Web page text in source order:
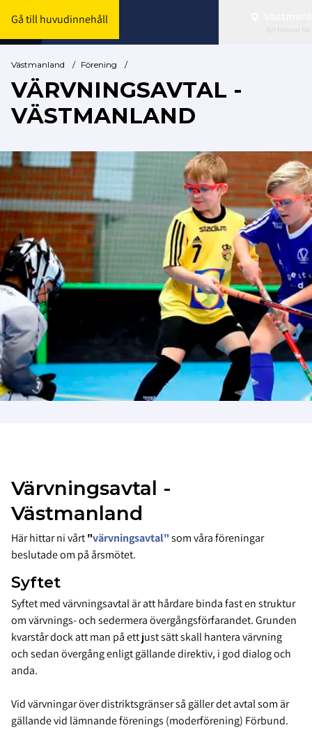
Gå till huvudinnehåll
Byt förbund här
Västmanland / Förening /
VÄRVNINGSAVTAL -
VÄSTMANLAND
Värvningsavtal -
Västmanland
Här hittar ni vårt"värvningsavtal"som våra föreningar
beslutade om på årsmötet.
Syftet
Syftet med värvningsavtal är att hårdare binda fast en struktur
om värvnings- och sedermera övergångsförfarandet. Grunden
kvarstår dock att man på ett just sätt skall hantera värvning
och sedan övergång enligt gällande direktiv, i god dialog och
anda.
Vid värvningar över distriktsgränser så gäller det avtal som är
gällande vid lämnande förenings (moderförening) Förbund.